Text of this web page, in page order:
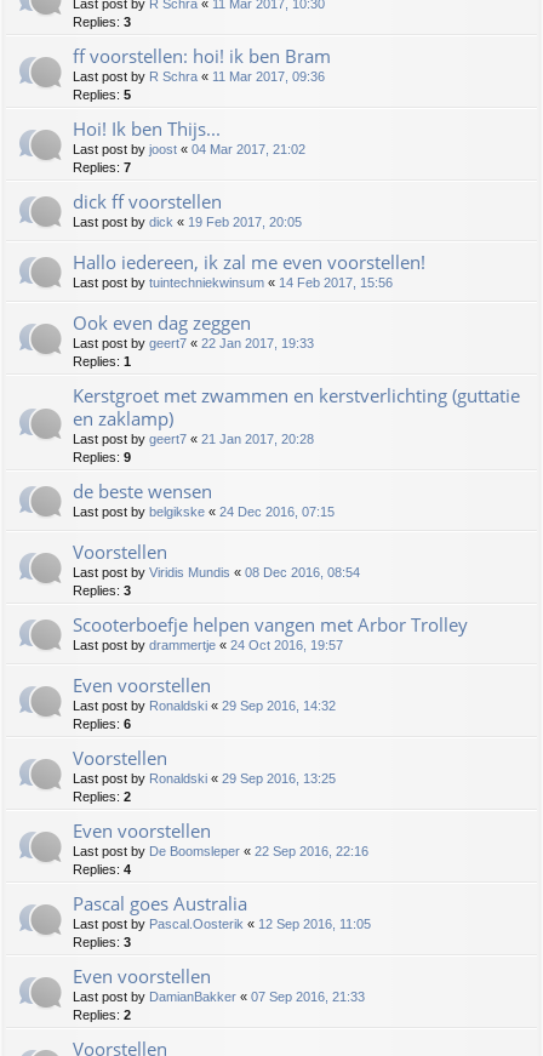
Last post by R Schra « 11 Mar 2017, 10:30
Replies: 3
ff voorstellen: hoi! ik ben Bram
Last post by R Schra « 11 Mar 2017, 09:36
Replies: 5
Hoi! Ik ben Thijs...
Last post by joost « 04 Mar 2017, 21:02
Replies: 7
dick ff voorstellen
Last post by dick « 19 Feb 2017, 20:05
Hallo iedereen, ik zal me even voorstellen!
Last post by tuintechniekwinsum « 14 Feb 2017, 15:56
Ook even dag zeggen
Last post by geert7 « 22 Jan 2017, 19:33
Replies: 1
Kerstgroet met zwammen en kerstverlichting (guttatie
en zaklamp)
Last post by geert7 « 21 Jan 2017, 20:28
Replies: 9
de beste wensen
Last post by belgikske « 24 Dec 2016, 07:15
Voorstellen
Last post by Viridis Mundis « 08 Dec 2016, 08:54
Replies: 3
Scooterboefje helpen vangen met Arbor Trolley
Last post by drammertje « 24 Oct 2016, 19:57
Even voorstellen
Last post by Ronaldski « 29 Sep 2016, 14:32
Replies: 6
Voorstellen
Last post by Ronaldski « 29 Sep 2016, 13:25
Replies: 2
Even voorstellen
Last post by De Boomsleper « 22 Sep 2016, 22:16
Replies: 4
Pascal goes Australia
Last post by Pascal.Oosterik « 12 Sep 2016, 11:05
Replies: 3
Even voorstellen
Last post by DamianBakker « 07 Sep 2016, 21:33
Replies: 2
Voorstellen